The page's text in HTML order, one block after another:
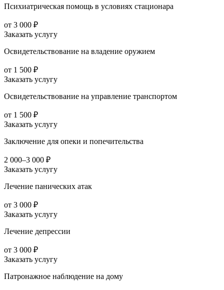
Психиатрическая помощь в условиях стационара
от 3 000 ₽
Заказать услугу
Освидетельствование на владение оружием
от 1 500 ₽
Заказать услугу
Освидетельствование на управление транспортом
от 1 500 ₽
Заказать услугу
Заключение для опеки и попечительства
2 000–3 000 ₽
Заказать услугу
Лечение панических атак
от 3 000 ₽
Заказать услугу
Лечение депрессии
от 3 000 ₽
Заказать услугу
Патронажное наблюдение на дому